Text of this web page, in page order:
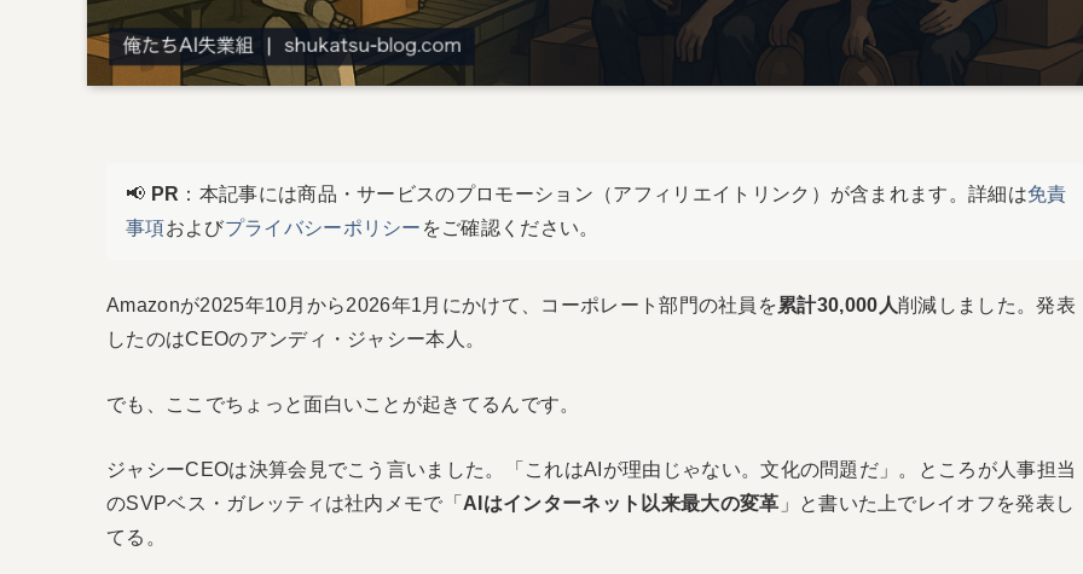
📢 PR ：本記事には商品・サービスのプロモーション（アフィリエイトリンク）が含まれます。詳細は免責
事項およびプライバシーポリシー をご確認ください。
Amazonが2025年10月から2026年1月にかけて、コーポレート部門の社員を累計30,000人削減しました。発表
したのはCEOのアンディ・ジャシー本人。
でも、ここでちょっと面白いことが起きてるんです。
ジャシーCEOは決算会見でこう言いました。「これはAIが理由じゃない。文化の問題だ」。ところが人事担当
のSVPベス・ガレッティは社内メモで「 AIはインターネット以来最大の変革 」と書いた上でレイオフを発表し
てる。